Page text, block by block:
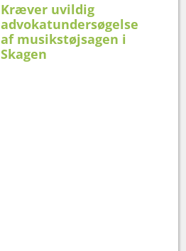
Kræver uvildig
advokatundersøgelse
af musikstøjsagen i
Skagen